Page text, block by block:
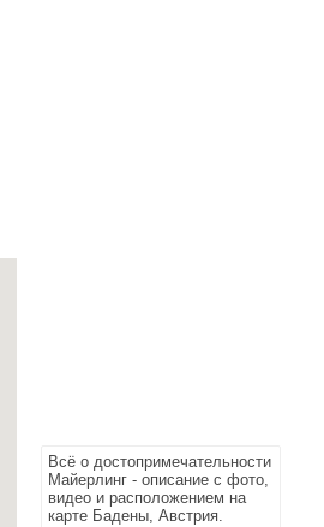
Всё о достопримечательности
Майерлинг - описание с фото,
видео и расположением на
карте Бадены, Австрия.